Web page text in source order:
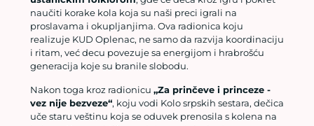
naučiti korake kola koja su naši preci igrali na
proslavama i okupljanjima. Ova radionica koju
realizuje KUD Oplenac, ne samo da razvija koordinaciju
i ritam, već decu povezuje sa energijom i hrabrošću
generacija koje su branile slobodu.
Nakon toga kroz radionicu „Za prinčeve i princeze -
vez nije bezveze“, koju vodi Kolo srpskih sestara, dečica
uče staru veštinu koja se oduvek prenosila s kolena na